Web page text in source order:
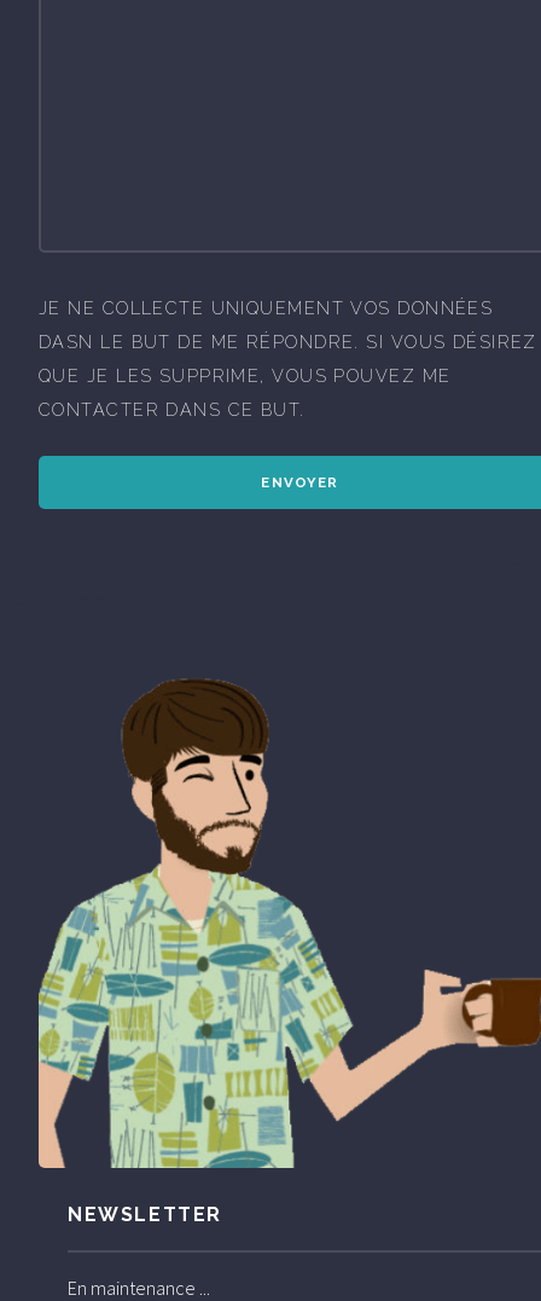
JE NE COLLECTE UNIQUEMENT VOS DONNÉES
DASN LE BUT DE ME RÉPONDRE. SI VOUS DÉSIREZ
QUE JE LES SUPPRIME, VOUS POUVEZ ME
CONTACTER DANS CE BUT.
NEWSLETTER
En maintenance ...